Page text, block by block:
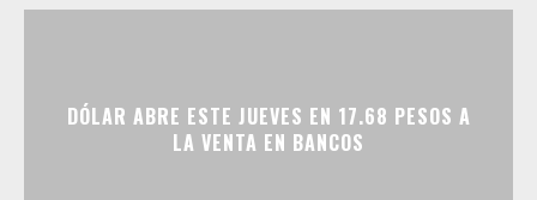
DÓLAR ABRE ESTE JUEVES EN 17.68 PESOS A
LA VENTA EN BANCOS